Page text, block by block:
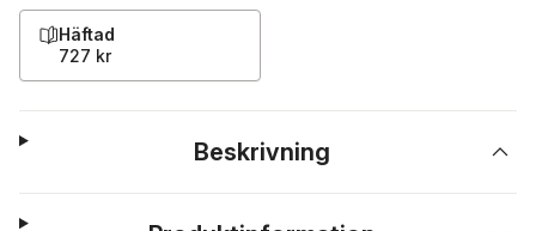
Häftad
727 kr
Beskrivning